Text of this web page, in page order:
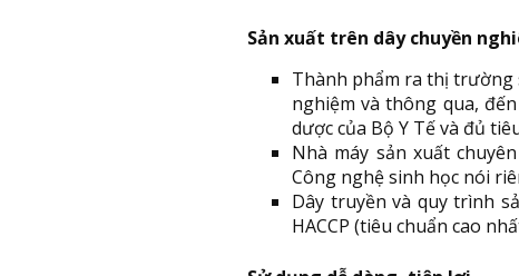
Sản xuất trên dây chuyền
Thành phẩm ra thị trường
nghiệm và thông qua,
dược của Bộ Y Tế và đủ
Nhà máy sản xuất
Công nghệ sinh học nói
Dây truyền và quy trình
HACCP (tiêu chuẩn cao